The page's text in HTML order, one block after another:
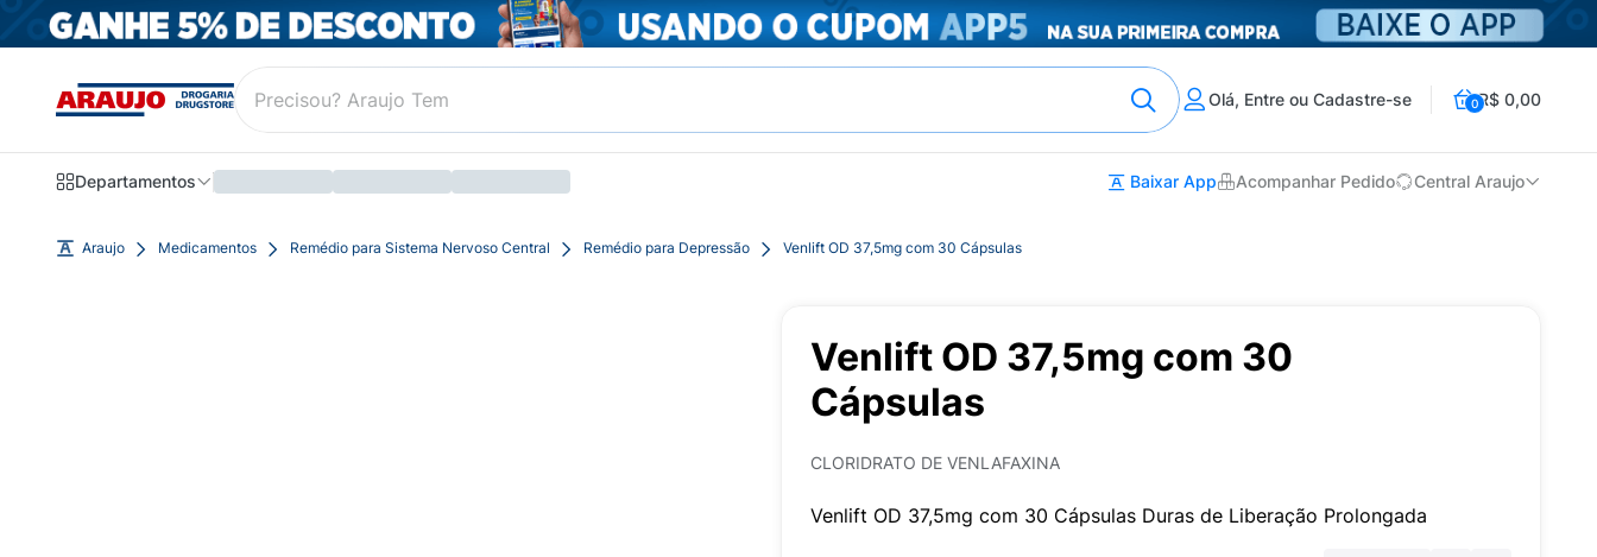
Olá, Entre ou Cadastre-se 0R$ 0,00
Departamentos Baixar App Acompanhar Pedido Central Araujo
Araujo Medicamentos Remédio para Sistema Nervoso Central Remédio para Depressão Venlift OD 37,5mg com 30 Cápsulas
Venlift OD 37,5mg com 30
Cápsulas
CLORIDRATO DE VENLAFAXINA
Venlift OD 37,5mg com 30 Cápsulas Duras de Liberação Prolongada